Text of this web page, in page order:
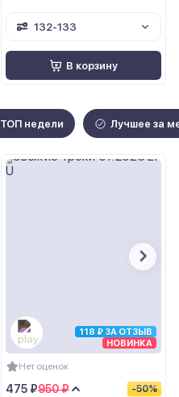
132-133
В корзину
ТОП недели Лучшее за
118 ₽ ЗА ОТЗЫВ
НОВИНКА
Нет оценок
950 ₽
475 ₽ -50%